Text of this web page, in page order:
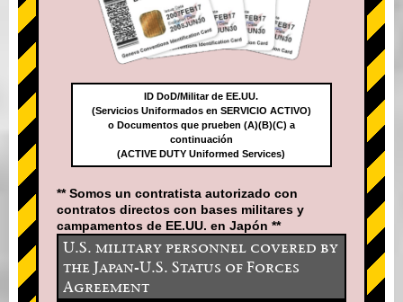
ID DoD/Militar de EE.UU.
(Servicios Uniformados en SERVICIO ACTIVO)
o Documentos que prueben (A)(B)(C) a
continuación
(ACTIVE DUTY Uniformed Services)
** Somos un contratista autorizado con
contratos directos con bases militares y
campamentos de EE.UU. en Japón **
U.S. military personnel covered by
the Japan-U.S. Status of Forces
Agreement